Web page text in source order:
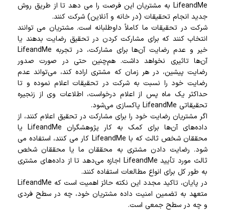
LifeandMe به مشتریان این فرصت را می دهد تا از طریق روش
جدید انجام تحقیقات (در خانه و آنلاین) شرکت کنند.
شرکت در تحقیقات ما کاملاً داوطلبانه است. مشتریان می توانند
انتخاب کنند که برای مشارکت کردن در تحقیق رضایت بدهند یا
خیر و عدم رضایت آن‌ها برای مشارکت، در تجربه LifeandMe
آن‌ها تاثیری نخواهد داشت. هم‌چنین حتی در صورت صدور
رضایت پیشین، در هر زمان که مشتری اراده کند، می‌تواند عدم
رضایت خود را نسبت به شرکت در تحقیقات اعلام نموده و تا
حداکثر یک ماه پس از اعلام درخواست، اطلاعات وی از زنجیره
تحقیقاتی LifeandMe پاکسازی می‌شود.
اگر مشتریان رضایت خود را برای مشارکت در تحقیق اعلام کنند، از
داده‌های آن‌ها برای کمک به کار پژوهشگران LifeandMe یا
محققان شخص ثالث که با LifeandMe کار می کنند، استفاده می
شود. رضایت دادن مشتری به محققان ما یا محققان شخص
ثالث مورد تأیید LifeandMe اجازه می‌دهد تا از داده‌های مشتری
به طور کل برای انواع مطالعات استفاده کنند.
در پایان، تاکید مجدد این نکته حائز اهمیت است که LifeandMe
متعهد به تضمین امنیت داده مشتریان خود، چه در سطح فردی
و چه در سطح جمعی است.